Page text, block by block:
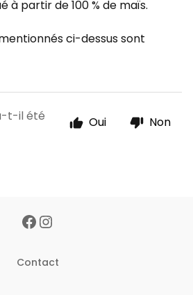
à partir de 100 % de maïs.
ci-dessus sont
t-il été Oui Non
Contact